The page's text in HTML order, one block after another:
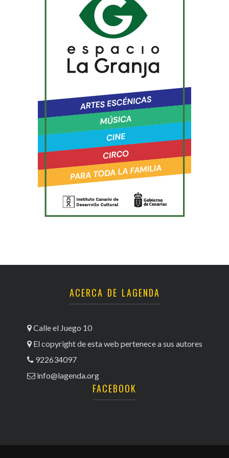
ACERCA DE LAGENDA
Calle el Juego 10
El copyright de esta web pertenece a sus autores
922634097
info@lagenda.org
FACEBOOK